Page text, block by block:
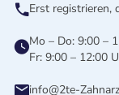
Erst registrieren,
Mo – Do: 9:00 –
Fr: 9:00 – 12:00
info@2te-